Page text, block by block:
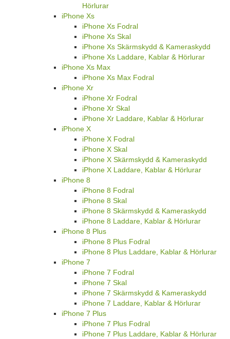
Hörlurar
iPhone Xs
iPhone Xs Fodral
iPhone Xs Skal
iPhone Xs Skärmskydd & Kameraskydd
iPhone Xs Laddare, Kablar & Hörlurar
iPhone Xs Max
iPhone Xs Max Fodral
iPhone Xr
iPhone Xr Fodral
iPhone Xr Skal
iPhone Xr Laddare, Kablar & Hörlurar
iPhone X
iPhone X Fodral
iPhone X Skal
iPhone X Skärmskydd & Kameraskydd
iPhone X Laddare, Kablar & Hörlurar
iPhone 8
iPhone 8 Fodral
iPhone 8 Skal
iPhone 8 Skärmskydd & Kameraskydd
iPhone 8 Laddare, Kablar & Hörlurar
iPhone 8 Plus
iPhone 8 Plus Fodral
iPhone 8 Plus Laddare, Kablar & Hörlurar
iPhone 7
iPhone 7 Fodral
iPhone 7 Skal
iPhone 7 Skärmskydd & Kameraskydd
iPhone 7 Laddare, Kablar & Hörlurar
iPhone 7 Plus
iPhone 7 Plus Fodral
iPhone 7 Plus Laddare, Kablar & Hörlurar